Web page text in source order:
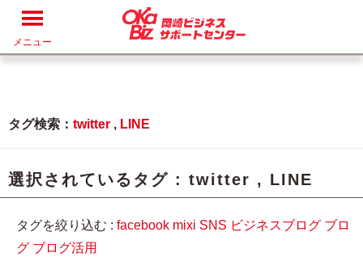
メニュー
タグ検索： twitter , LINE
選択されているタグ : twitter , LINE
タグを絞り込む : facebook mixi SNS ビジネスブログ ブロ
グ ブログ活用